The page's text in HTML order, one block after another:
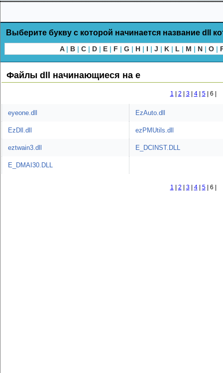
Выберите букву с которой начинается название dll
A | B | C | D | E | F | G | H | I | J | K | L | M | N | O |
Файлы dll начинающиеся на e
1 2 3| 4| 5| 6 |
eyeone.dll EzAuto.dll
EzDll.dll ezPMUtils.dll
eztwain3.dll E_DCINST.DLL
E_DMAI30.DLL
1 2 3| 4| 5| 6 |